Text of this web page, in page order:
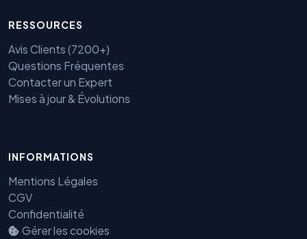
RESSOURCES
Avis Clients (7200+)
Questions Fréquentes
Contacter un Expert
Mises à jour & Évolutions
INFORMATIONS
Mentions Légales
CGV
Confidentialité
Gérer les cookies